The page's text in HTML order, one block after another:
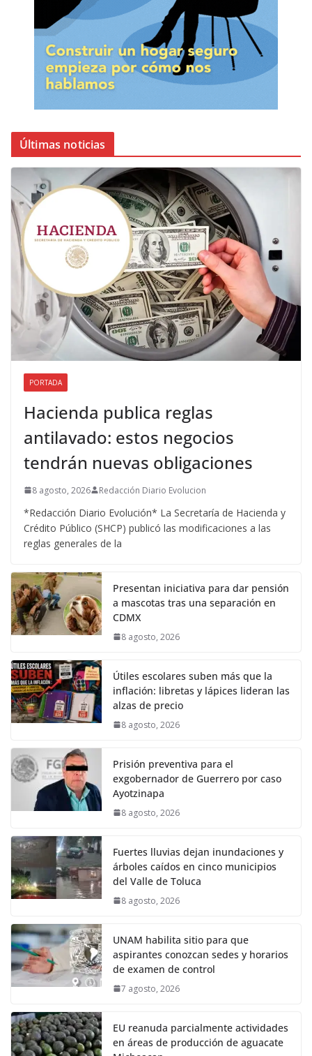
Últimas noticias
PORTADA
Hacienda publica reglas
antilavado: estos negocios
tendrán nuevas obligaciones
8 agosto, 2026 Redacción Diario Evolucion
*Redacción Diario Evolución* La Secretaría de Hacienda y
Crédito Público (SHCP) publicó las modificaciones a las
reglas generales de la
Presentan iniciativa para dar pensión
a mascotas tras una separación en
CDMX
8 agosto, 2026
Útiles escolares suben más que la
inflación: libretas y lápices lideran las
alzas de precio
8 agosto, 2026
Prisión preventiva para el
exgobernador de Guerrero por caso
Ayotzinapa
8 agosto, 2026
Fuertes lluvias dejan inundaciones y
árboles caídos en cinco municipios
del Valle de Toluca
8 agosto, 2026
UNAM habilita sitio para que
aspirantes conozcan sedes y horarios
de examen de control
7 agosto, 2026
EU reanuda parcialmente actividades
en áreas de producción de aguacate